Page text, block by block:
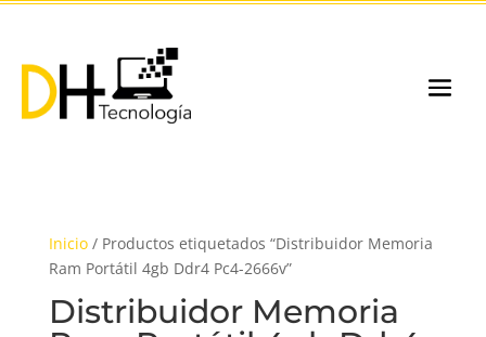
Inicio/ Productos etiquetados “Distribuidor Memoria
Ram Portátil 4gb Ddr4 Pc4-2666v”
Distribuidor Memoria